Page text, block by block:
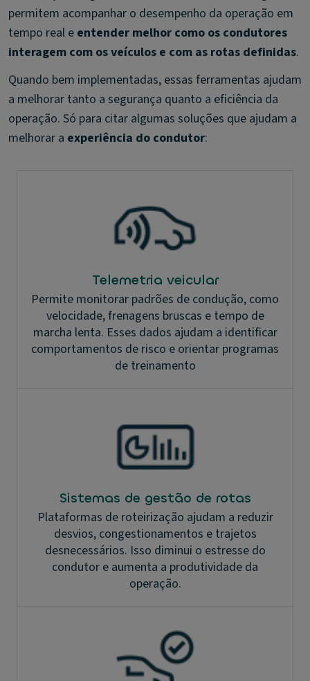
permitem acompanhar o desempenho da operação em
tempo real e entender melhor como os condutores
interagem com os veículos e com as rotas definidas.
Quando bem implementadas, essas ferramentas ajudam
a melhorar tanto a segurança quanto a eficiência da
operação. Só para citar algumas soluções que ajudam a
melhorar a experiência do condutor:
Telemetria veicular
Permite monitorar padrões de condução, como
velocidade, frenagens bruscas e tempo de
marcha lenta. Esses dados ajudam a identificar
comportamentos de risco e orientar programas
de treinamento
Sistemas de gestão de rotas
Plataformas de roteirização ajudam a reduzir
desvios, congestionamentos e trajetos
desnecessários. Isso diminui o estresse do
condutor e aumenta a produtividade da
operação.